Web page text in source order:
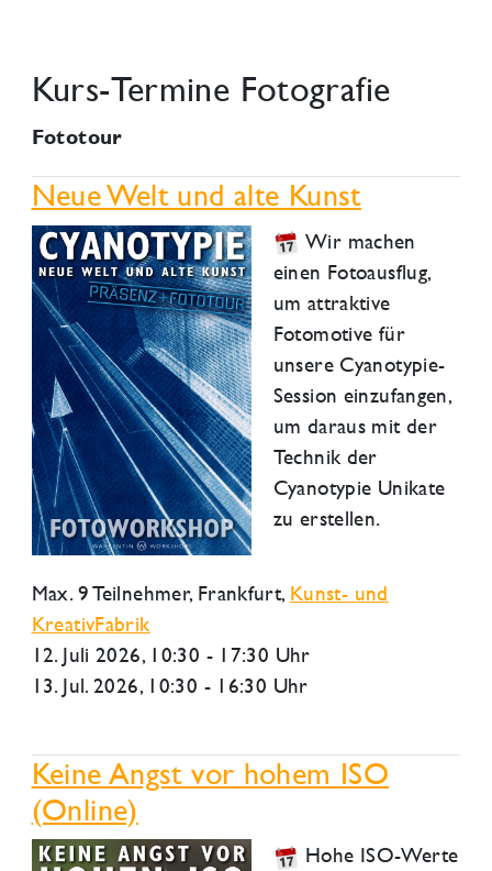
Kurs-Termine Fotografie
Fototour
Neue Welt und alte Kunst
Wir machen
einen Fotoausflug,
um attraktive
Fotomotive für
unsere Cyanotypie-
Session einzufangen,
um daraus mit der
Technik der
Cyanotypie Unikate
zu erstellen.
Max. 9 Teilnehmer, Frankfurt, Kunst- und
KreativFabrik
12. Juli 2026, 10:30 - 17:30 Uhr
13. Jul. 2026, 10:30 - 16:30 Uhr
Keine Angst vor hohem ISO
(Online)
Hohe ISO-Werte